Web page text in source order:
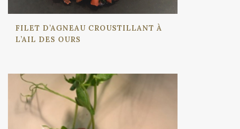
FILET D’AGNEAU CROUSTILLANT À
L’AIL DES OURS